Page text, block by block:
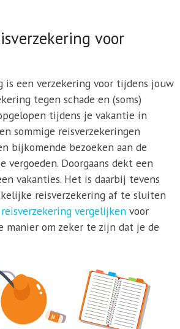
voor
is een verzekering voor tijdens jouw
tegen schade en (soms)
tijdens je vakantie in
sommige reisverzekeringen
bijkomende bezoeken aan de
vergoeden. Doorgaans dekt een
vakanties. Het is daarbij tevens
reisverzekering af te sluiten
reisverzekering vergelijkenvoor
manier om zeker te zijn dat je de